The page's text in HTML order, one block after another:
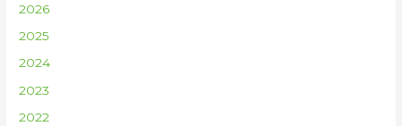
2026
2025
2024
2023
2022